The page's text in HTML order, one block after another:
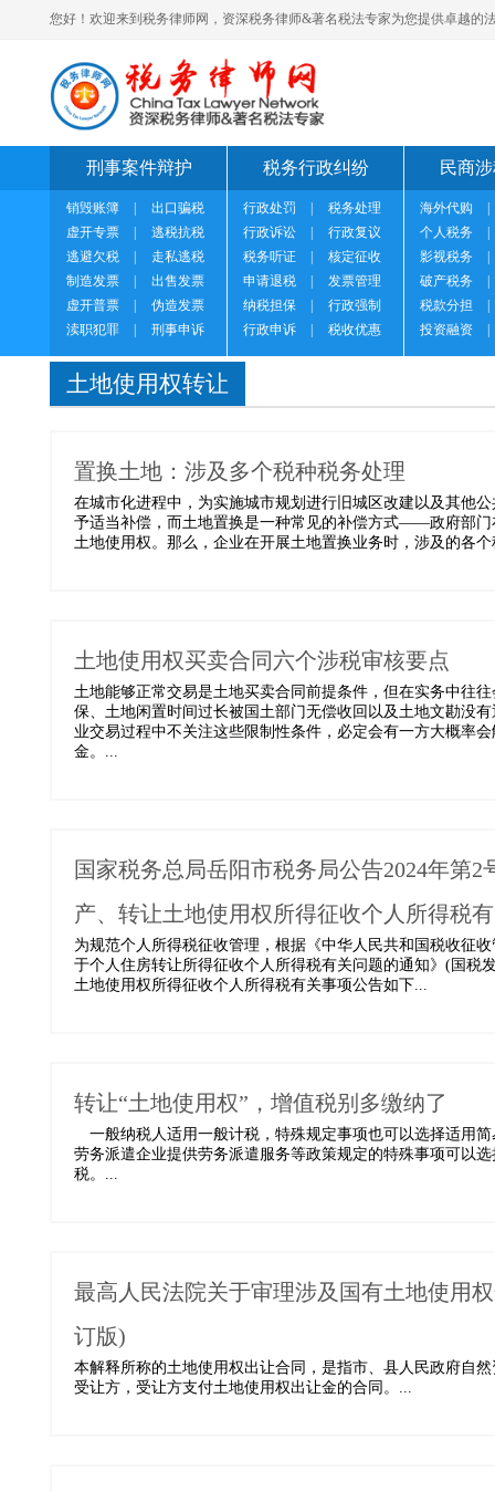
您好！欢迎来到税务律师网，资深税务律师&著名税法专家为您提供卓越的
刑事案件辩护
销毁账簿
出口骗税
虚开专票
逃税抗税
逃避欠税
走私逃税
制造发票
出售发票
虚开普票
伪造发票
渎职犯罪
刑事申诉
税务行政纠纷
行政处罚
税务处理
行政诉讼
行政复议
税务听证
核定征收
申请退税
发票管理
纳税担保
行政强制
行政申诉
税收优惠
民商
海外代购
个人税务
影视税务
破产税务
税款分担
投资融资
土地使用权转让
置换土地：涉及多个税种税务处理
在城市化进程中，为实施城市规划进行旧城区改建以及其他
予适当补偿，而土地置换是一种常见的补偿方式——政府部
土地使用权。那么，企业在开展土地置换业务时，涉及的各
土地使用权买卖合同六个涉税审核要点
土地能够正常交易是土地买卖合同前提条件，但在实务中往
保、土地闲置时间过长被国土部门无偿收回以及土地文勘没
业交易过程中不关注这些限制性条件，必定会有一方大概率
金。...
国家税务总局岳阳市税务局公告2024年第
产、转让土地使用权所得征收个人所得税
为规范个人所得税征收管理，根据《中华人民共和国税收征
于个人住房转让所得征收个人所得税有关问题的通知》(国税
土地使用权所得征收个人所得税有关事项公告如下...
转让“土地使用权”，增值税别多缴纳了
一般纳税人适用一般计税，特殊规定事项也可以选择适用
劳务派遣企业提供劳务派遣服务等政策规定的特殊事项可以
税。...
最高人民法院关于审理涉及国有土地使用
订版)
本解释所称的土地使用权出让合同，是指市、县人民政府自
受让方，受让方支付土地使用权出让金的合同。...